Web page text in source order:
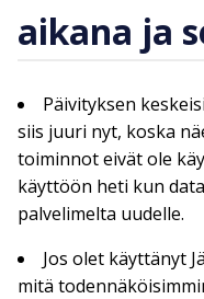
aikana ja
Päivityksen
siis juuri nyt, koska
toiminnot eivät ole
käyttöön heti kun
palvelimelta uudelle.
Jos olet käyttänyt
mitä